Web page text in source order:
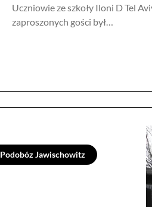
Uczniowie ze szkoły Iloni D Tel
zaproszonych gości był…
Podobóz Jawischowitz